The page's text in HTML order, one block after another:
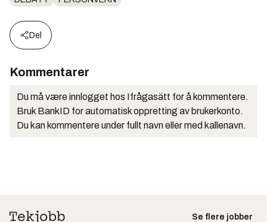
Del
Kommentarer
Du må være innlogget hos Ifrågasätt for å kommentere.
Bruk BankID for automatisk oppretting av brukerkonto.
Du kan kommentere under fullt navn eller med kallenavn.
Se flere jobber